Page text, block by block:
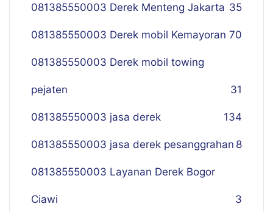
081385550003 Derek Menteng Jakarta 35
081385550003 Derek mobil Kemayoran 70
081385550003 Derek mobil towing
pejaten 31
081385550003 jasa derek 134
081385550003 jasa derek pesanggrahan 8
081385550003 Layanan Derek Bogor
Ciawi 3